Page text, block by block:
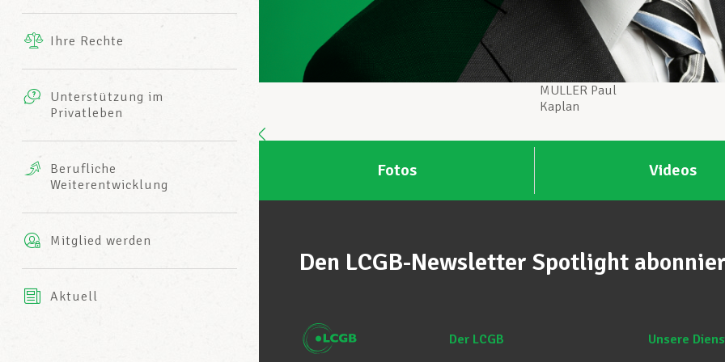
INFO-CENTER
des LCGBs
Ihre Rechte
Unterstützung im
Privatleben
Leistungen
Mutuelle
AXA
Berufliche
Weiterentwicklung
Mitglied werden
Aktuell
MULLER Paul
Kaplan
Fotos Videos
Den LCGB-Newsletter Spotlight
Der LCGB Unsere